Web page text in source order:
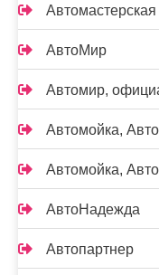
Автомастерская
АвтоМир
Автомир,
Автомойка,
Автомойка,
АвтоНадежда
Автопартнер